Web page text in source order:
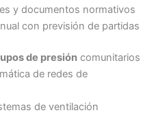
y documentos normativos
con previsión de partidas
de presióncomunitarios
de redes de
de ventilación